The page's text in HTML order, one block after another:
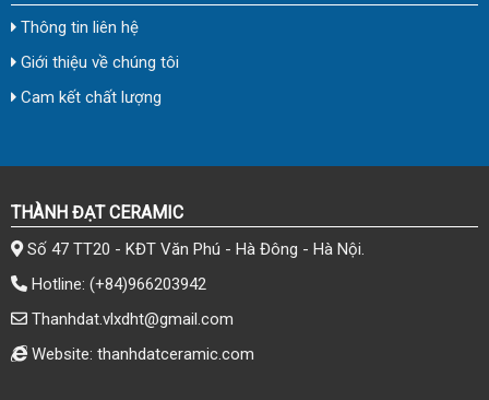
Thông tin liên hệ
Giới thiệu về chúng tôi
Cam kết chất lượng
THÀNH ĐẠT CERAMIC
Số 47 TT20 - KĐT Văn Phú - Hà Đông - Hà Nội.
Hotline: (+84)966203942
Thanhdat.vlxdht@gmail.com
Website: thanhdatceramic.com